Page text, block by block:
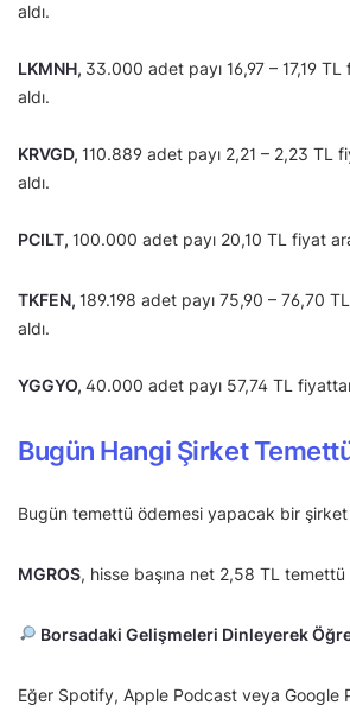
aldı.
LKMNH, 33.000 adet payı 16,97 – 17,19 TL
aldı.
KRVGD, 110.889 adet payı 2,21 – 2,23 TL
aldı.
PCILT, 100.000 adet payı 20,10 TL fiyat
TKFEN, 189.198 adet payı 75,90 – 76,70
aldı.
YGGYO, 40.000 adet payı 57,74 TL
Bugün Hangi Şirket
Bugün temettü ödemesi yapacak bir
MGROS, hisse başına net 2,58 TL
Borsadaki Gelişmeleri Dinleyerek
Eğer Spotify, Apple Podcast veya Google